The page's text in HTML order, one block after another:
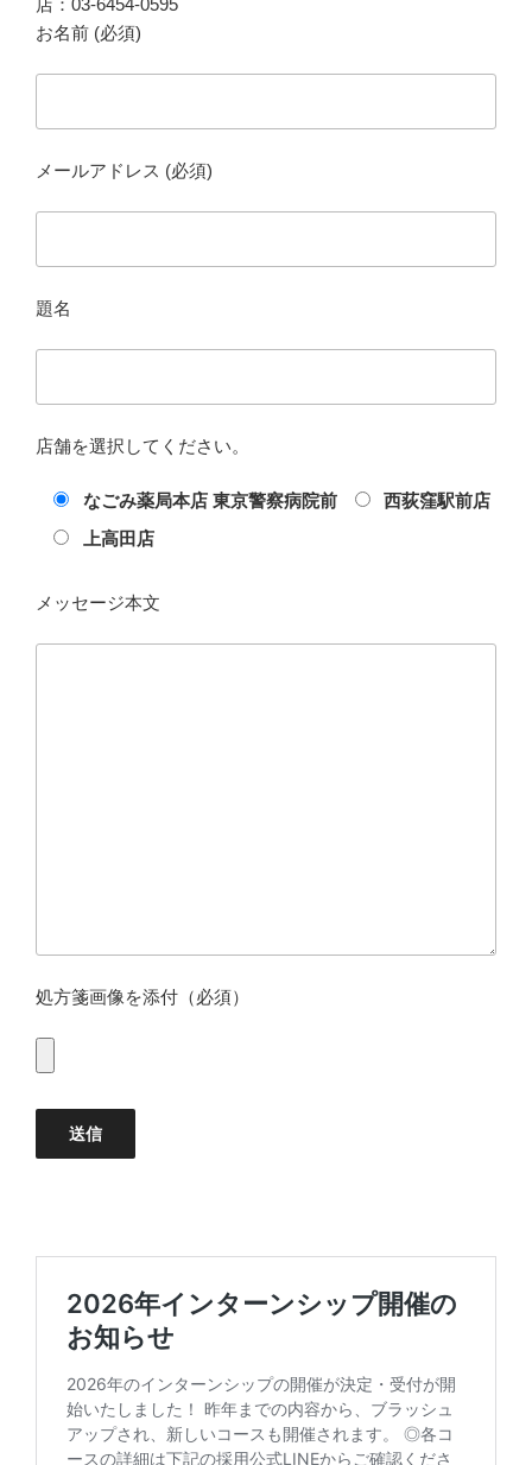
お名前 (必須)
メールアドレス (必須)
題名
店舗を選択してください。
なごみ薬局本店 東京警察病院前
西荻窪駅前店
上高田店
メッセージ本文
処方箋画像を添付（必須）